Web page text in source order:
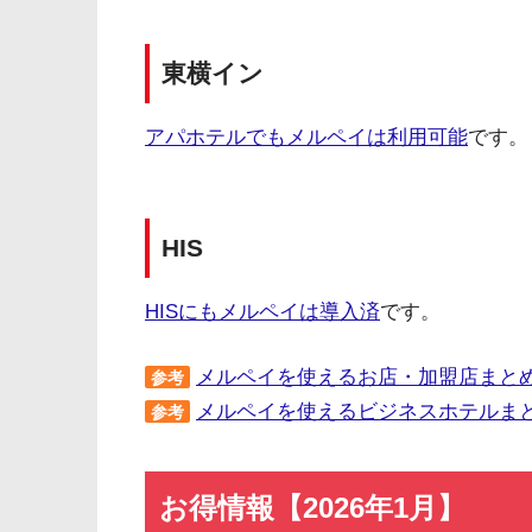
東横イン
アパホテルでもメルペイは利用可能です。
HIS
HISにもメルペイは導入済です。
参考 メルペイを使えるお店・加盟店まと
参考 メルペイを使えるビジネスホテルま
お得情報【2026年1月】